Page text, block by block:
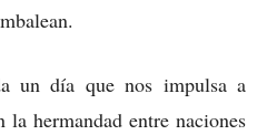
un día que nos impulsa a
la hermandad entre naciones